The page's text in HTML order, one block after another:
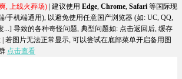
, 上线火葬场) | 建议使用 Edge, Chrome, Safari 等国际现
/手机端通用), 以避免使用任意国产浏览器 (如: UC, QQ,
...] 导致的各种奇怪问题, 典型问题如: 点击返回后, 缓存
| 若图片无法正常显示, 可以尝试在底部菜单开启备用图
点击查看